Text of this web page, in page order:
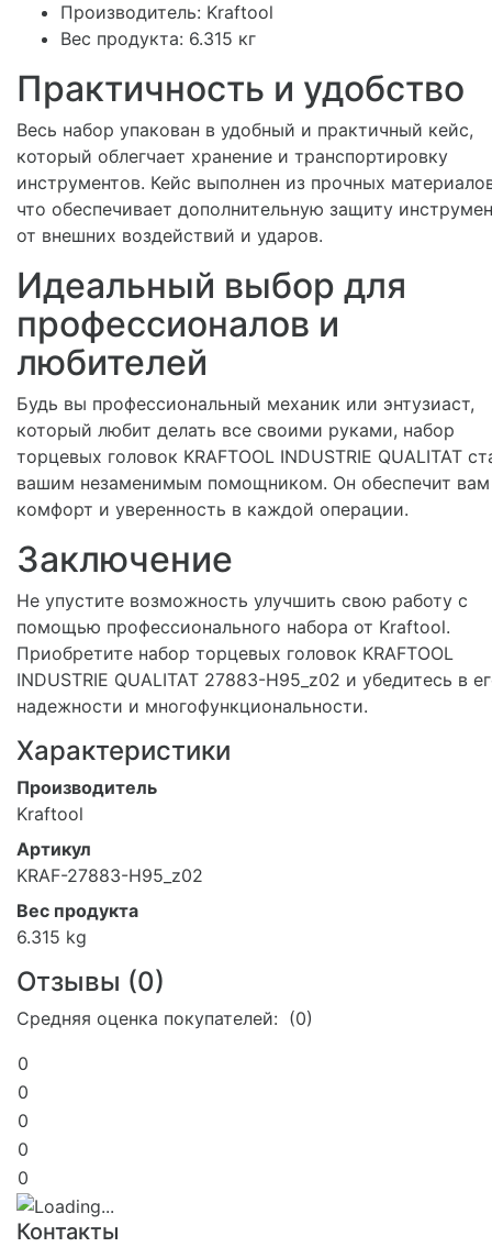
Производитель: Kraftool
Вес продукта: 6.315 кг
Практичность и удобство
Весь набор упакован в удобный и практичный кейс,
который облегчает хранение и транспортировку
инструментов. Кейс выполнен из прочных
что обеспечивает дополнительную защиту
от внешних воздействий и ударов.
Идеальный выбор для
профессионалов и
любителей
Будь вы профессиональный механик или энтузиаст,
который любит делать все своими руками, набор
торцевых головок KRAFTOOL INDUSTRIE QUALITAT
вашим незаменимым помощником. Он обеспечит вам
комфорт и уверенность в каждой операции.
Заключение
Не упустите возможность улучшить свою работу с
помощью профессионального набора от Kraftool.
Приобретите набор торцевых головок KRAFTOOL
INDUSTRIE QUALITAT 27883-H95_z02 и убедитесь в
надежности и многофункциональности.
Характеристики
Производитель
Kraftool
Артикул
KRAF-27883-H95_z02
Вес продукта
6.315 kg
Отзывы (0)
Средняя оценка покупателей: (0)
0
0
0
0
0
Контакты